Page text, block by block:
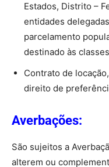
Estados, Distrito –
entidades
parcelamento
destinado às
Contrato de
direito de
Averbações:
São sujeitos a
alterem ou